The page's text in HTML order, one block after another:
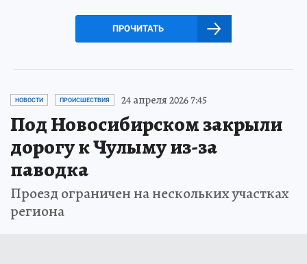
ПРОЧИТАТЬ
НОВОСТИ ПРОИСШЕСТВИЯ 24 апреля 2026 7:45
Под Новосибирском закрыли
дорогу к Чулыму из-за
паводка
Проезд ограничен на нескольких участках
региона